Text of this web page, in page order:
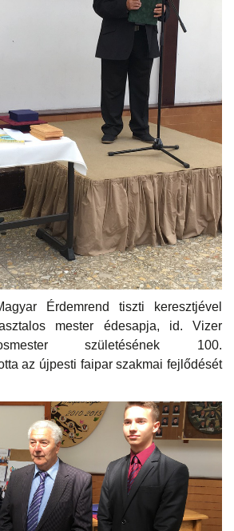
Érdemrend tiszti keresztjével
mester édesapja, id. Vizer
születésének 100.
az újpesti faipar szakmai fejlődését